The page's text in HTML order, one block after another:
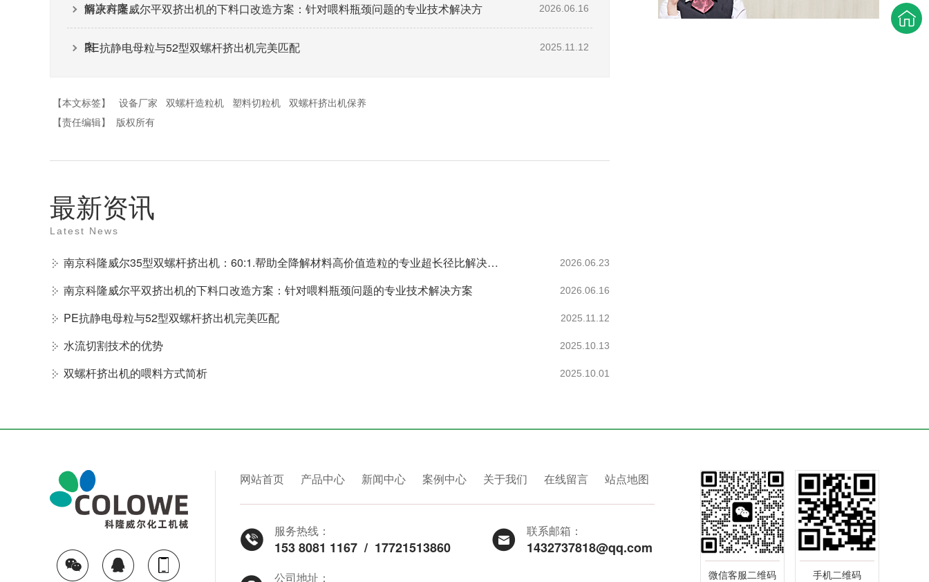
解决方案。
南京科隆威尔平双挤出机的下料口改造方案：针对喂料瓶颈问题的专业技术解决方
案
2026.06.16
PE抗静电母粒与52型双螺杆挤出机完美匹配 2025.11.12
【本文标签】 设备厂家 双螺杆造粒机 塑料切粒机 双螺杆挤出机保养
【责任编辑】
版权所有
最新资讯
Latest News
南京科隆威尔35型双螺杆挤出机：60:1.帮助全降解材料高价值造粒的专业超长径比解决方案。 2026.06.23
南京科隆威尔平双挤出机的下料口改造方案：针对喂料瓶颈问题的专业技术解决方案 2026.06.16
PE抗静电母粒与52型双螺杆挤出机完美匹配 2025.11.12
水流切割技术的优势 2025.10.13
双螺杆挤出机的喂料方式简析 2025.10.01
网站首页 产品中心 新闻中心 案例中心 关于我们 在线留言 站点地图
服务热线：
153 8081 1167 / 17721513860
联系邮箱：
1432737818@qq.com
公司地址： 微信客服二维码 手机二维码